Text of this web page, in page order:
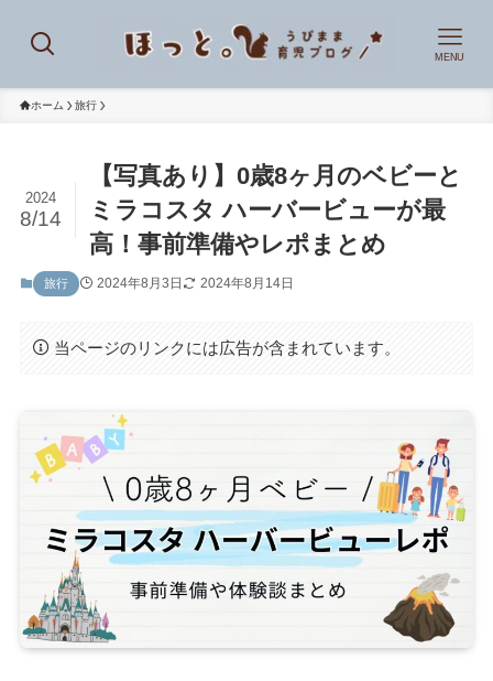
MENU
ホーム 旅行
【写真あり】0歳8ヶ月のベビーと
ミラコスタ ハーバービューが最
高！事前準備やレポまとめ
2024
8/14
旅行 2024年8月3日 2024年8月14日
当ページのリンクには広告が含まれています。